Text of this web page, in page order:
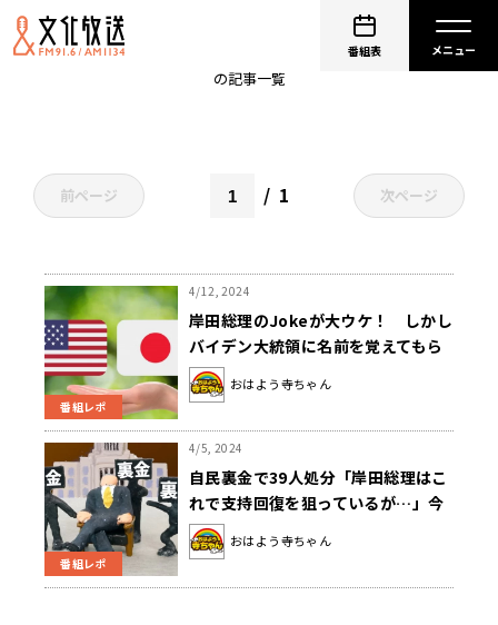
番組表
の記事一覧
前ページ 1 次ページ
番組レポ
4/12, 2024
岸田総理のJokeが大ウケ！ しかし
バイデン大統領に名前を覚えてもら
えなかった？
おはよう寺ちゃん
番組レポ
4/5, 2024
自民裏金で39人処分「岸田総理はこ
れで支持回復を狙っているが…」今
後待ち受ける問題は？
おはよう寺ちゃん